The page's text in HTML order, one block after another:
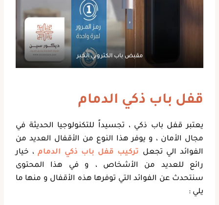
مقبض باب الكتروني الخبر
قفل باب ذكي الدمام
يعتبر قفل باب ذكي ، تجسيداً للتكنولوجيا الحديثة في
مجال الأمان ، و يوفر هذا النوع من الأقفال العديد من
الفوائد الي تجعل تركيب قفل باب ذكي الدمام، خيار
رائع للعديد من الأشخاص ، و في هذا المحتوى
سنتحدث عن الفوائد التي توفرها هذه الأقفال و منها ما
يلي :